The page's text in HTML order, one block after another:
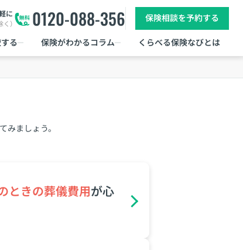
に
） 0120-088-356 保険相談を予約する
る 保険がわかるコラム くらべる保険なびとは
みましょう。
ときの葬儀費⽤ が⼼